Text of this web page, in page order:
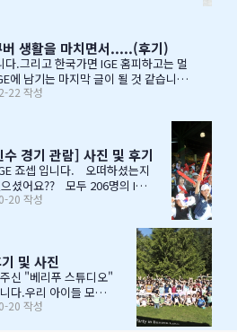
중부장님, 하나투어 지용구님, IGE S
, 박숙희 선생님 그리고 코퀴틀람 사
님 진심을 감사드립니다. 마지막으
준성 본부장님께 감사드리며, 이벤트
고많으셨습니다. " 스키 이벤트" 꼭
톡 혹은 메일로 보내드리겠습니다. 감
생활을 마치면서.....(후기)
.그리고 한국가면 IGE 홈피하고는 멀
에 남기는 마지막 글이 될 것 같습니다
들에게 너무 소중한 시간이였습니다.
세 군 데 중에서 선택한 IGE.....서비스
까지 책임질 줄 아는 회사였습니다.한
. 그리고 정 사장님이 추천해주신 caulf
다. 아이들은 지난 주 부터 계속 farew
는 6학년 남자 애들 모두 모여서 이번
한 피자파티에 참석하였고 이번 주는 6
레이저텍에서 번개 모임을 하고 놀다가
들 집에 초대를 받아서 4명의 친구와 돌
에 들어오질 않습니…
22 작성
경기 관람] 사진 및 후기
죠셉 입니다. 오떠하셨는지
셨어요?? 모두 206명의 IGE
히 이벤트 마무리되었습니
이른 아침부터 준비하시고,
간이 걸리셨고....오마이갓~!!!
~~추신수도 보고~~야구경기도
시원한 맥주도....ㅋㅋㅋ ^^
운 모습에 저 또한 신나드라고
지 추신수 선수가 뒷 돌아보지
쫌~~ 뒤를 돌아보고 손 한번 흔
20 작성
및 사진
신 "베리푸 스튜디오"
다.우리 아이들 모
가족이 있더라도 용
20 작성